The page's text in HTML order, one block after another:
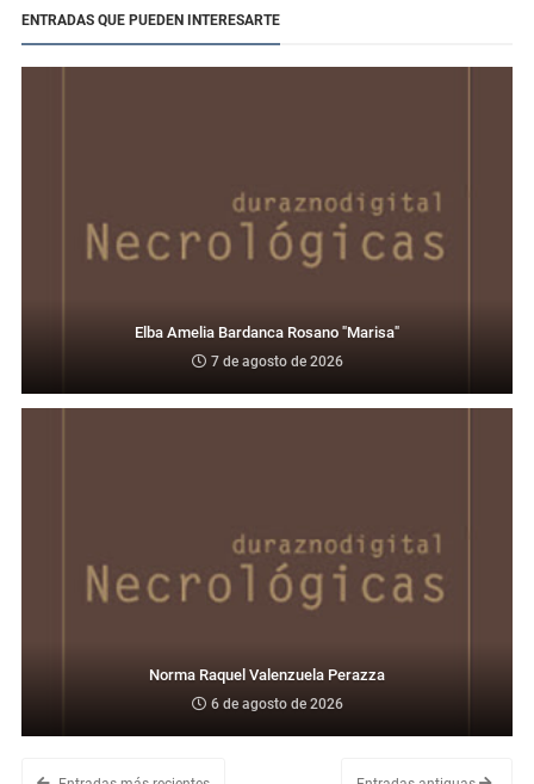
ENTRADAS QUE PUEDEN INTERESARTE
Elba Amelia Bardanca Rosano "Marisa"
7 de agosto de 2026
Norma Raquel Valenzuela Perazza
6 de agosto de 2026